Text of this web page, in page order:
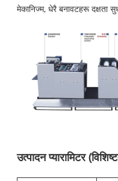
मेकानिज्म, धेरै बनावटहरू दक्षता
उत्पादन प्यारामिटर